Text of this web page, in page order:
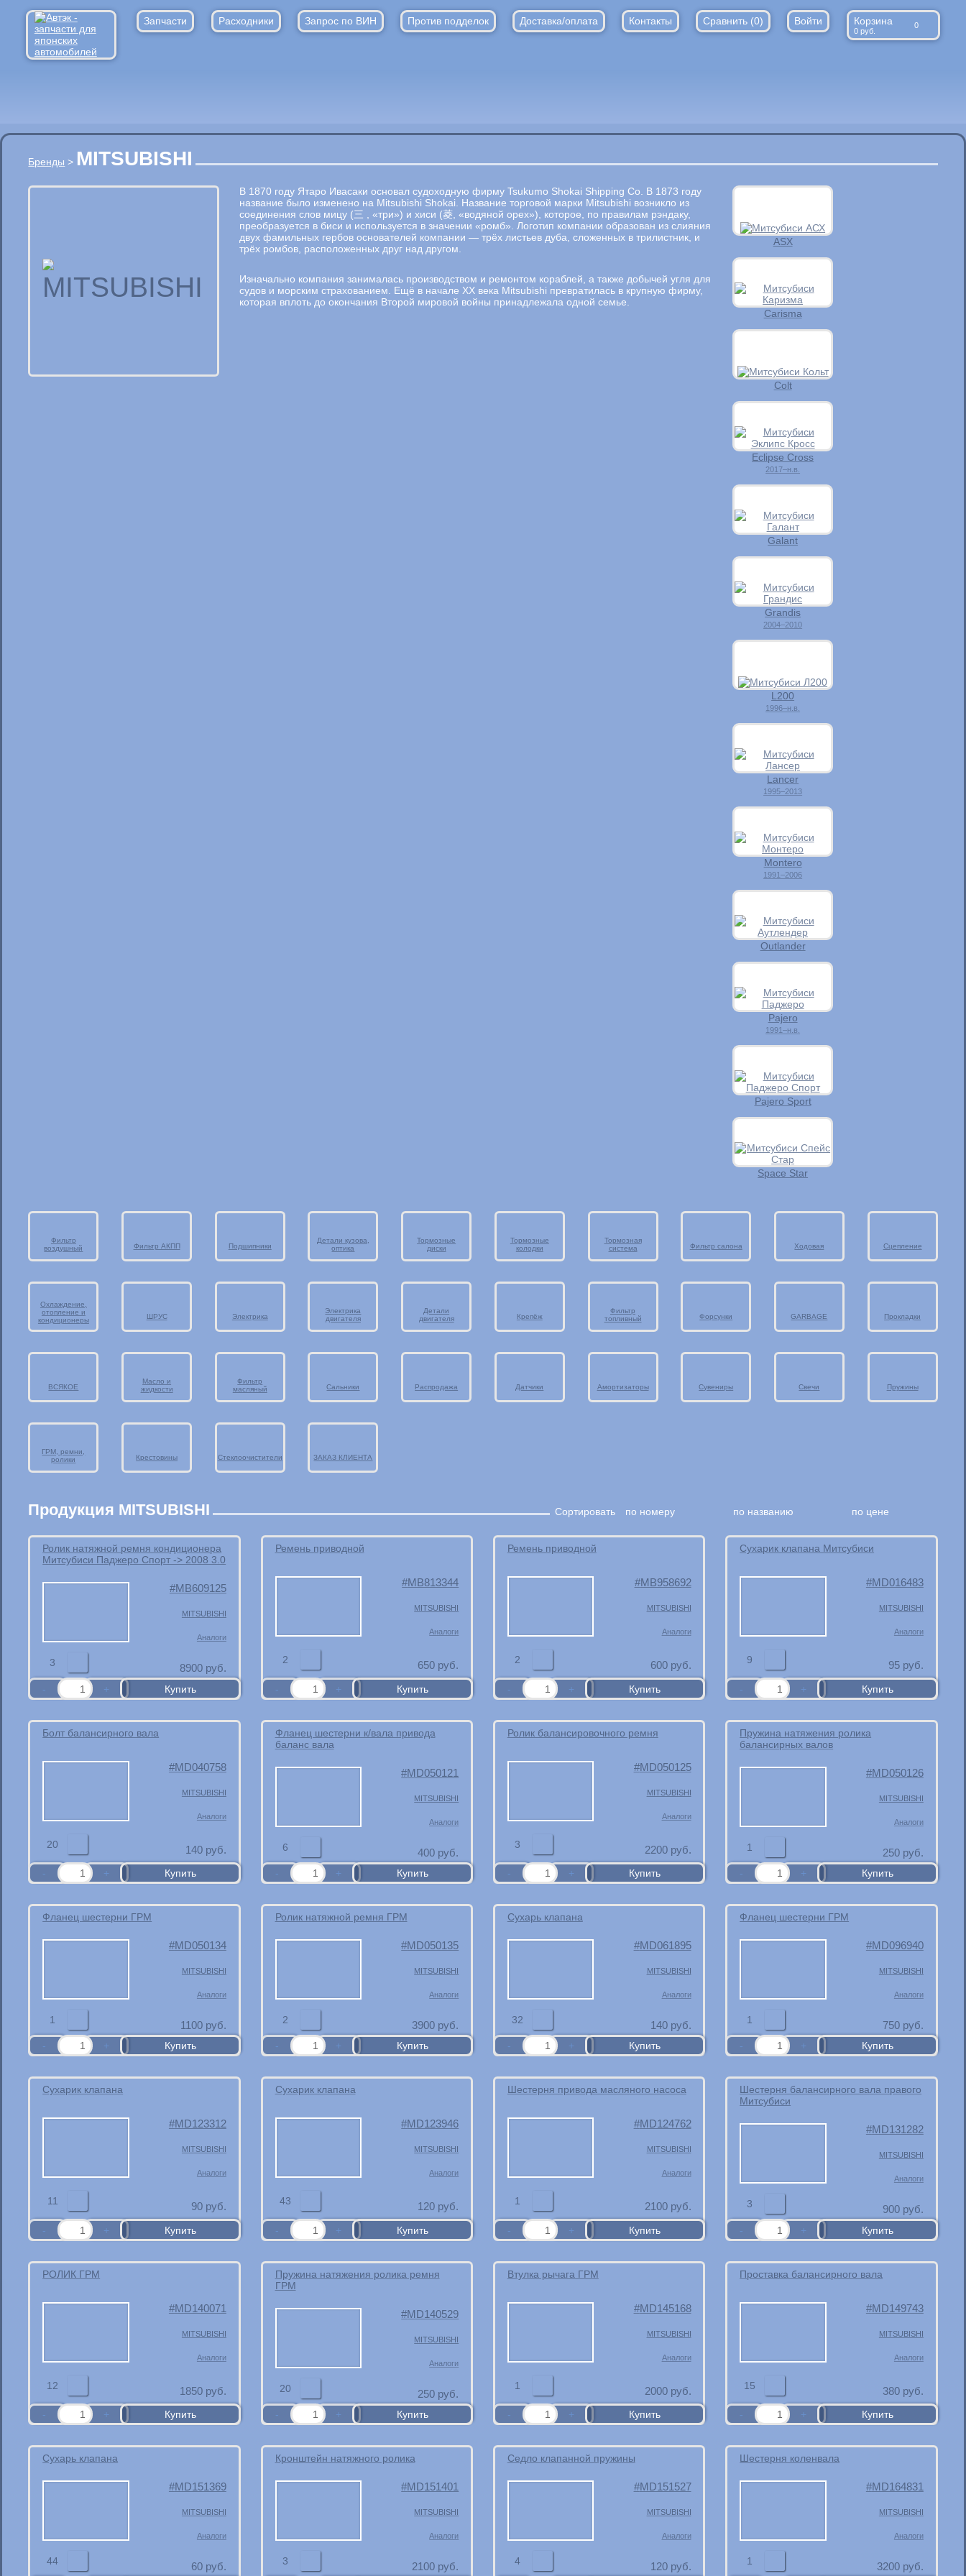
Запчасти Расходники Запрос по ВИН Против подделок Доставка/оплата Контакты Сравнить (0) Войти Корзина 0
0руб.
Бренды > MITSUBISHI
В 1870 году Ятаро Ивасаки основал судоходную фирму Tsukumo Shokai Shipping Co. В 1873 году
название было изменено на Mitsubishi Shokai. Название торговой марки Mitsubishi возникло из
соединения слов мицу (三 , «три») и хиси (菱, «водяной орех»), которое, по правилам рэндаку,
преобразуется в биси и используется в значении «ромб». Логотип компании образован из слияния
двух фамильных гербов основателей компании — трёх листьев дуба, сложенных в трилистник, и
трёх ромбов, расположенных друг над другом.
Изначально компания занималась производством и ремонтом кораблей, а также добычей угля для
судов и морским страхованием. Ещё в начале XX века Mitsubishi превратилась в крупную фирму,
которая вплоть до окончания Второй мировой войны принадлежала одной семье.
ASX
Carisma
Colt
Eclipse Cross
2017–н.в.
Galant
Grandis
2004–2010
L200
1996–н.в.
Lancer
1995–2013
Montero
1991–2006
Outlander
Pajero
1991–н.в.
Pajero Sport
Space Star
Фильтр
воздушный
Фильтр АКПП Подшипники
Детали кузова,
оптика
Тормозные
диски
Тормозные
колодки
Тормозная
система
Фильтр салона Ходовая Сцепление
Охлаждение,
отопление и
кондиционеры
ШРУС Электрика
Электрика
двигателя
Детали
двигателя
Крепёж
Фильтр
топливный
Форсунки GARBAGE Прокладки
ВСЯКОЕ
Масло и
жидкости
Фильтр
масляный
Сальники Распродажа Датчики Амортизаторы Сувениры Свечи Пружины
ГРМ, ремни,
ролики
Крестовины Стеклоочистители ЗАКАЗ КЛИЕНТА
Продукция MITSUBISHI Сортировать по номеру по названию по цене
Ролик натяжной ремня кондиционера
Митсубиси Паджеро Спорт -> 2008 3.0
MB609125
MITSUBISHI
Аналоги
3 8900руб.
Ремень приводной
MB813344
MITSUBISHI
Аналоги
2 650 руб.
Ремень приводной
MB958692
MITSUBISHI
Аналоги
2 600руб.
Сухарик клапана Митсубиси
MD016483
MITSUBISHI
Аналоги
9 95руб.
Болт балансирного вала
MD040758
MITSUBISHI
Аналоги
20 140руб.
Фланец шестерни к/вала привода
баланс вала
MD050121
MITSUBISHI
Аналоги
6 400 руб.
Ролик балансировочного ремня
MD050125
MITSUBISHI
Аналоги
3 2200руб.
Пружина натяжения ролика
балансирных валов
MD050126
MITSUBISHI
Аналоги
1 250руб.
Фланец шестерни ГРМ
MD050134
MITSUBISHI
Аналоги
1 1100руб.
Ролик натяжной ремня ГРМ
MD050135
MITSUBISHI
Аналоги
2 3900 руб.
Сухарь клапана
MD061895
MITSUBISHI
Аналоги
32 140руб.
Фланец шестерни ГРМ
MD096940
MITSUBISHI
Аналоги
1 750руб.
Сухарик клапана
MD123312
MITSUBISHI
Аналоги
11 90руб.
Сухарик клапана
MD123946
MITSUBISHI
Аналоги
43 120 руб.
Шестерня привода масляного насоса
MD124762
MITSUBISHI
Аналоги
1 2100руб.
Шестерня балансирного вала правого
Митсубиси
MD131282
MITSUBISHI
Аналоги
3 900руб.
РОЛИК ГРМ
MD140071
MITSUBISHI
Аналоги
12 1850руб.
Пружина натяжения ролика ремня
ГРМ
MD140529
MITSUBISHI
Аналоги
20 250 руб.
Втулка рычага ГРМ
MD145168
MITSUBISHI
Аналоги
1 2000руб.
Проставка балансирного вала
MD149743
MITSUBISHI
Аналоги
15 380руб.
Сухарь клапана
MD151369
MITSUBISHI
Аналоги
44 60руб.
Кронштейн натяжного ролика
MD151401
MITSUBISHI
Аналоги
3 2100 руб.
Седло клапанной пружины
MD151527
MITSUBISHI
Аналоги
4 120руб.
Шестерня коленвала
MD164831
MITSUBISHI
Аналоги
1 3200руб.